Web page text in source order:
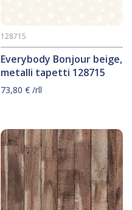
Everybody Bonjour beige,
metalli tapetti 128715
128715
73,80€ /rll